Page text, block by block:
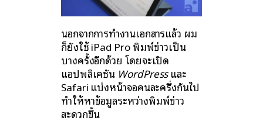
นอกจากการทำงานเอกสารแล้ว ผม
ก็ยังใช้ iPad Pro พิมพ์ข่าวเป็น
บางครั้งอีกด้วย โดยจะเปิด
แอปพลิเคชัน WordPressและ
Safari แบ่งหน้าจอคนละครึ่งกันไป
ทำให้หาข้อมูลระหว่างพิมพ์ข่าว
สะดวกขึ้น